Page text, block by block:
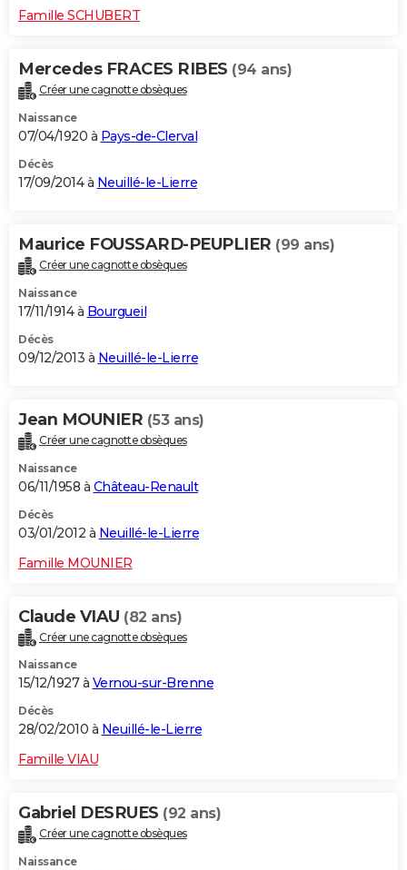
Famille SCHUBERT
Mercedes FRACES RIBES (94 ans)
Créer une cagnotte obsèques
Naissance
07/04/1920 à Pays-de-Clerval
Décès
17/09/2014 à Neuillé-le-Lierre
Maurice FOUSSARD-PEUPLIER (99 ans)
Créer une cagnotte obsèques
Naissance
17/11/1914 à Bourgueil
Décès
09/12/2013 à Neuillé-le-Lierre
Jean MOUNIER (53 ans)
Créer une cagnotte obsèques
Naissance
06/11/1958 à Château-Renault
Décès
03/01/2012 à Neuillé-le-Lierre
Famille MOUNIER
Claude VIAU (82 ans)
Créer une cagnotte obsèques
Naissance
15/12/1927 à Vernou-sur-Brenne
Décès
28/02/2010 à Neuillé-le-Lierre
Famille VIAU
Gabriel DESRUES (92 ans)
Créer une cagnotte obsèques
Naissance